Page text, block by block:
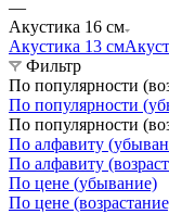
—
Акустика 16 см
Акустика 13 см
Фильтр
По популярности
По популярности
По популярности
По алфавиту
По алфавиту
По цене (убывание)
По цене